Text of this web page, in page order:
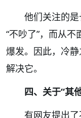
他们关注的
“不吵了”，而从
爆发。因此，冷
解决它。
四、关于“其
有网友提出